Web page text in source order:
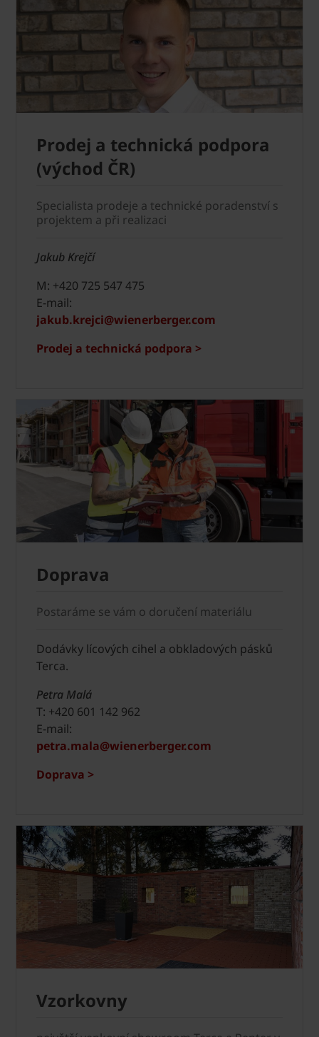
Prodej a technická podpora
(východ ČR)
Specialista prodeje a technické poradenství s
projektem a při realizaci
Jakub Krejčí
M: +420 725 547 475
E-mail:
jakub.krejci@wienerberger.com
Prodej a technická podpora >
Doprava
Postaráme se vám o doručení materiálu
Dodávky lícových cihel a obkladových pásků
Terca.
Petra Malá
T: +420 601 142 962
E-mail:
petra.mala@wienerberger.com
Doprava >
Vzorkovny